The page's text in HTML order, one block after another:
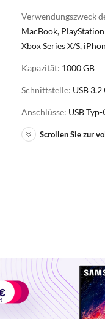
Verwendungszweck
MacBook,
Xbox Series X/S,
Kapazität: 1000 GB
Schnittstelle: USB 3.2
Anschlüsse: USB Typ-
Scrollen Sie zur